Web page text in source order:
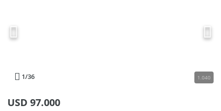
1/36 1.040
USD 97.000